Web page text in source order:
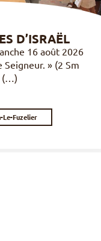
D’ISRAËL
16 août 2026
Seigneur. » (2 Sm
(…)
Le-Fuzelier